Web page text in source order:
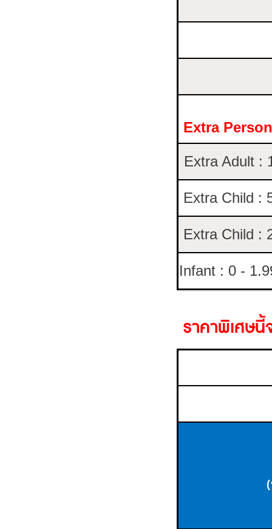
Extra
Extra Adult :
Extra Child :
Extra Child :
Infant : 0 -
ราคาพิเศษ